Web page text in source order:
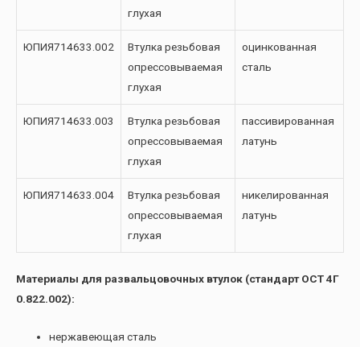
глухая
ЮПИЯ714633.002
Втулка резьбовая
опрессовываемая
глухая
оцинкованная
сталь
ЮПИЯ714633.003
Втулка резьбовая
опрессовываемая
глухая
пассивированная
латунь
ЮПИЯ714633.004
Втулка резьбовая
опрессовываемая
глухая
никелированная
латунь
Материалы для развальцовочных втулок (стандарт ОСТ 4Г
0.822.002):
нержавеющая сталь